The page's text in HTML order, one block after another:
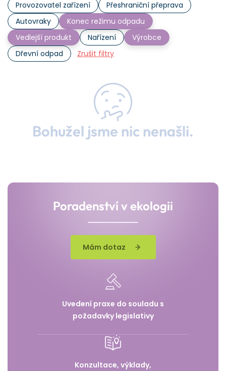
Provozovatel zařízení
Přeshraniční přeprava
Autovraky
Konec režimu odpadu
Vedlejší produkt
Nařízení
Výrobce
Dřevní odpad
Zrušit filtry
Bohužel jsme nic nenašli.
Poradenství v ekologii
Mám dotaz
Uvedení praxe do souladu s
požadavky legislativy
Konzultace, výklady,